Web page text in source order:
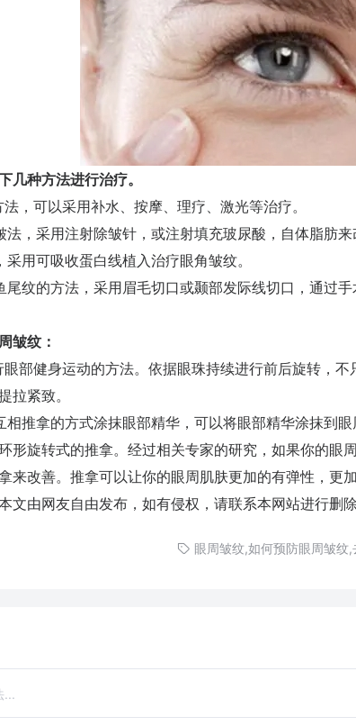
几种方法进行治疗。
可以采用补水、按摩、理疗、激光等治疗。
采用注射除皱针，或注射填充玻尿酸，自体脂肪来
可吸收蛋白线植入治疗眼角皱纹。
的方法，采用眉毛切口或颞部发际线切口，通过手
皱纹：
健身运动的方法。依据眼珠持续进行前后旋转，不
拉紧致。
拿的方式涂抹眼部精华，可以将眼部精华涂抹到眼
形旋转式的推拿。经过相关专家的研究，如果你的眼
来改善。推拿可以让你的眼周肌肤更加的有弹性，更加
由网友自由发布，如有侵权，请联系本网站进行删除
眼周皱纹,如何预防眼周皱纹